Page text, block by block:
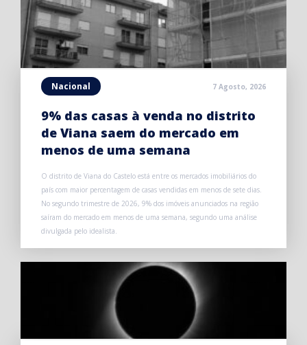
Nacional 7 Agosto, 2026
9% das casas à venda no distrito
de Viana saem do mercado em
menos de uma semana
O distrito de Viana do Castelo está entre os mercados imobiliários do
país com maior percentagem de casas vendidas em menos de sete dias.
No segundo trimestre de 2026, 9% dos imóveis anunciados na região
saíram do mercado em menos de uma semana, segundo uma análise
divulgada pelo idealista.